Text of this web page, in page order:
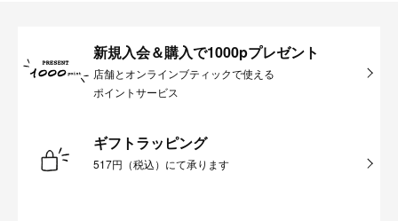
新規入会＆購入で1000pプレゼント
店舗とオンラインブティックで使える
ポイントサービス
ギフトラッピング
517円（税込）にて承ります